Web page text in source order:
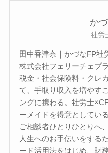
か
社労
田中香津奈｜かづなFP社
株式会社フェリーチェプ
税金・社会保険料・クレ
て、手取り収入を増やす
ングに携わる。社労士
ーメイドを得意としている
ご相談者ひとりひとりへ
人生へのお手伝いをする
ード活用法をはじめ、財